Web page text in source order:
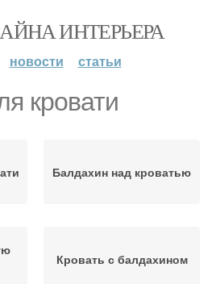
ИНТЕРЬЕРА
новости статьи
кровати
Балдахин над кроватью
Кровать с балдахином